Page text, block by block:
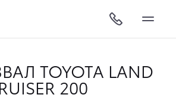
TOYOTA LAND
200